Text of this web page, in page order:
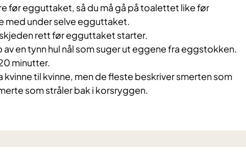
før egguttaket, så du må gå på toalettet like før
med under selve egguttaket.
rett før egguttaket starter.
en tynn hul nål som suger ut eggene fra eggstokken.
minutter.
kvinne til kvinne, men de fleste beskriver smerten som
som stråler bak i korsryggen.